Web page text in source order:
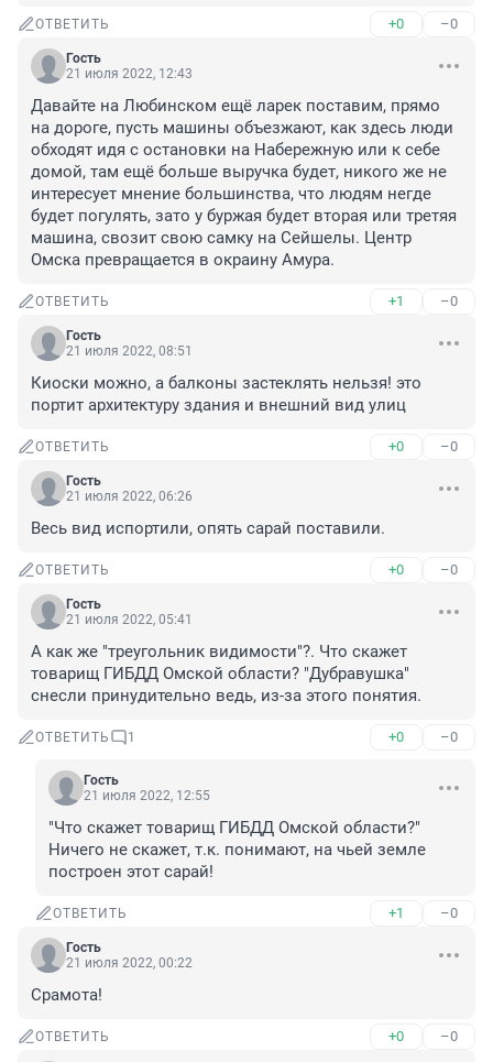
ОТВЕТИТЬ +0 –0
Гость
21 июля 2022, 12:43
Давайте на Любинском ещё ларек поставим, прямо
на дороге, пусть машины объезжают, как здесь люди
обходят идя с остановки на Набережную или к себе
домой, там ещё больше выручка будет, никого же не
интересует мнение большинства, что людям негде
будет погулять, зато у буржая будет вторая или третяя
машина, свозит свою самку на Сейшелы. Центр
Омска превращается в окраину Амура.
ОТВЕТИТЬ +1 –0
Гость
21 июля 2022, 08:51
Киоски можно, а балконы застеклять нельзя! это
портит архитектуру здания и внешний вид улиц
ОТВЕТИТЬ +0 –0
Гость
21 июля 2022, 06:26
Весь вид испортили, опять сарай поставили.
ОТВЕТИТЬ +0 –0
Гость
21 июля 2022, 05:41
А как же "треугольник видимости"?. Что скажет
товарищ ГИБДД Омской области? "Дубравушка"
снесли принудительно ведь, из-за этого понятия.
ОТВЕТИТЬ 1 +0 –0
Гость
21 июля 2022, 12:55
"Что скажет товарищ ГИБДД Омской области?"
Ничего не скажет, т.к. понимают, на чьей земле
построен этот сарай!
ОТВЕТИТЬ +1 –0
Гость
21 июля 2022, 00:22
Срамота!
ОТВЕТИТЬ +0 –0